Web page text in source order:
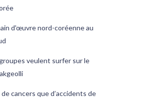
d'œuvre nord-coréenne au
veulent surfer sur le
de cancers que d’accidents de